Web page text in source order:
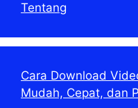
Tentang
Cara Download
Mudah, Cepat, dan